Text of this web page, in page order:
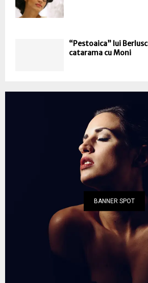
“Pestoaica” lui
catarama cu Moni
BANNER SPOT